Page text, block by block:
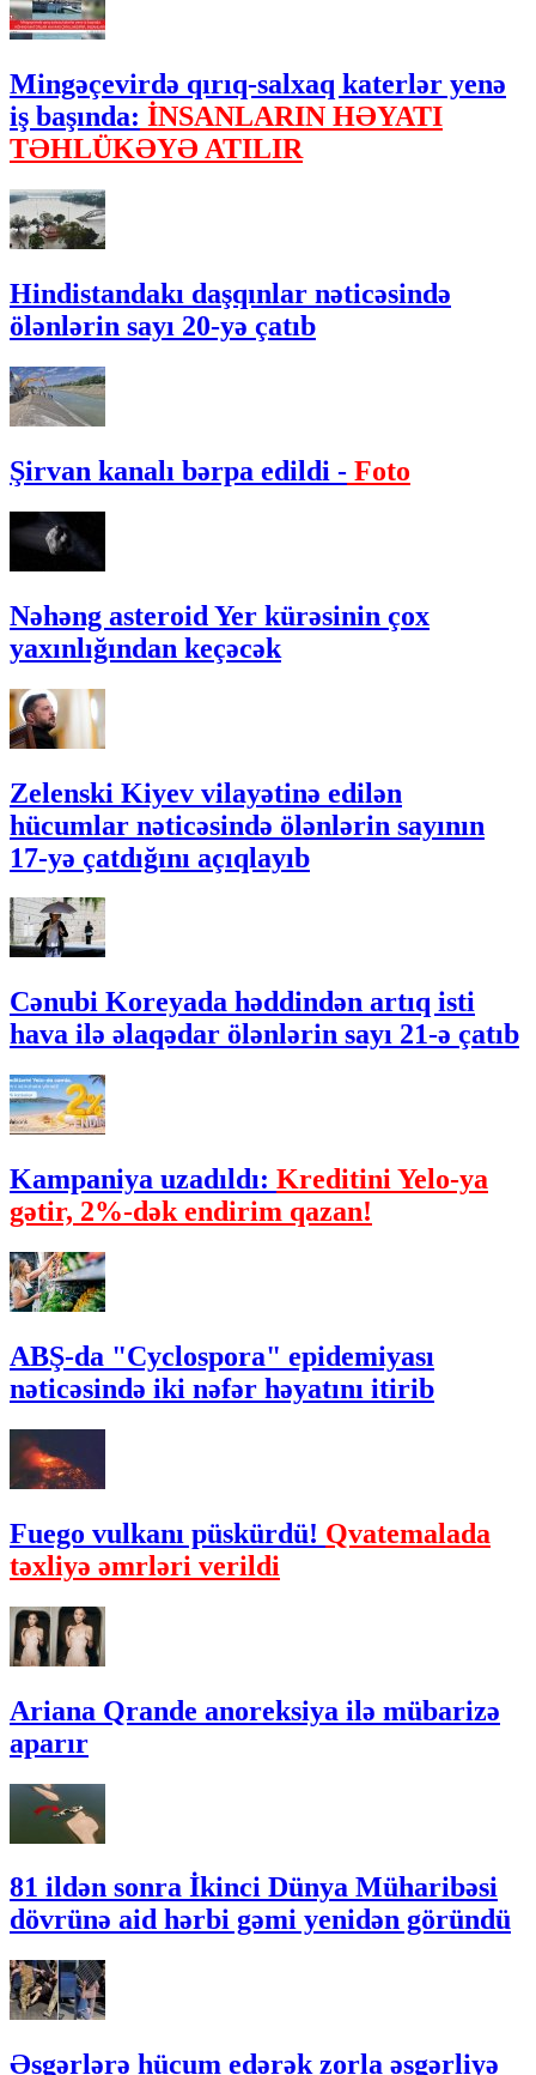
Mingəçevirdə qırıq-salxaq katerlər yenə
iş başında: İNSANLARIN HƏYATI
TƏHLÜKƏYƏ ATILIR
Hindistandakı daşqınlar nəticəsində
ölənlərin sayı 20-yə çatıb
Şirvan kanalı bərpa edildi - Foto
Nəhəng asteroid Yer kürəsinin çox
yaxınlığından keçəcək
Zelenski Kiyev vilayətinə edilən
hücumlar nəticəsində ölənlərin sayının
17-yə çatdığını açıqlayıb
Cənubi Koreyada həddindən artıq isti
hava ilə əlaqədar ölənlərin sayı 21-ə çatıb
Kampaniya uzadıldı: Kreditini Yelo-ya
gətir, 2%-dək endirim qazan!
ABŞ-da "Cyclospora" epidemiyası
nəticəsində iki nəfər həyatını itirib
Fuego vulkanı püskürdü! Qvatemalada
təxliyə əmrləri verildi
Ariana Qrande anoreksiya ilə mübarizə
aparır
81 ildən sonra İkinci Dünya Müharibəsi
dövrünə aid hərbi gəmi yenidən göründü
Əsgərlərə hücum edərək zorla əsgərliyə